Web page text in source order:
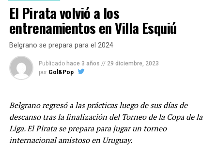
El Pirata volvió a los
entrenamientos en Villa Esquiú
Belgrano se prepara para el 2024
Publicado hace 3 años // 29 diciembre, 2023
por Gol&Pop
Belgrano regresó a las prácticas luego de sus días de
descanso tras la finalización del Torneo de la Copa de la
Liga. El Pirata se prepara para jugar un torneo
internacional amistoso en Uruguay.